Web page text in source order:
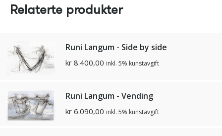
Relaterte produkter
Runi Langum - Side by side
kr 8.400,00 inkl. 5% kunstavgift
Runi Langum - Vending
kr 6.090,00 inkl. 5% kunstavgift